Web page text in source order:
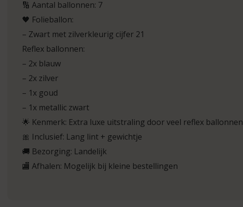
🔢 Aantal ballonnen: 7
🖤 Folieballon:
– Zwart met zilverkleurig cijfer 21
Reflex ballonnen:
– 2x blauw
– 2x zilver
– 1x goud
– 1x metallic zwart
🌟 Kenmerk: Extra luxe uitstraling door veel reflex ballonnen
🎀 Inclusief: Lang lint + gewichtje
🚚 Bezorging: Landelijk
🏬 Afhalen: Mogelijk bij kleine bestellingen